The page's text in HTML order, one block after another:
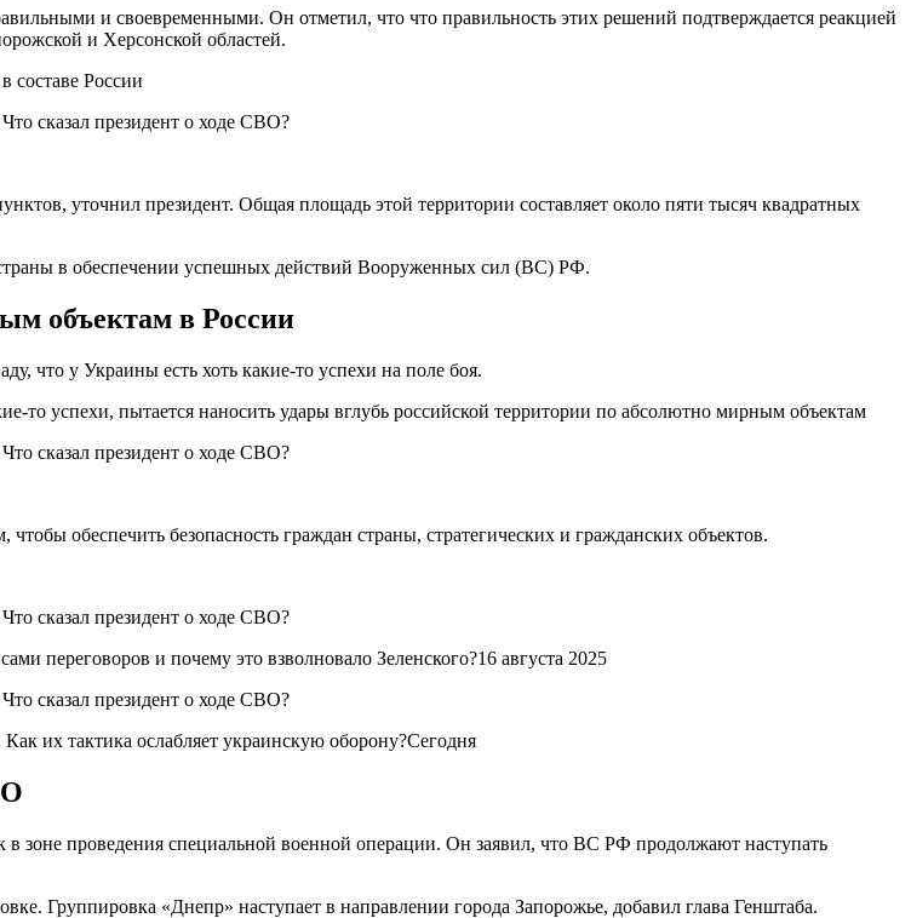
и своевременными. Он отметил, что что правильность этих решений подтверждается реакцией
и Херсонской областей.
составе России
уточнил президент. Общая площадь этой территории составляет около пяти тысяч квадратных
в обеспечении успешных действий Вооруженных сил (ВС) РФ.
объектам в России
что у Украины есть хоть какие-то успехи на поле боя.
то успехи, пытается наносить удары вглубь российской территории по абсолютно мирным объектам
чтобы обеспечить безопасность граждан страны, стратегических и гражданских объектов.
переговоров и почему это взволновало Зеленского?16 августа 2025
их тактика ослабляет украинскую оборону?Сегодня
зоне проведения специальной военной операции. Он заявил, что ВС РФ продолжают наступать
Группировка «Днепр» наступает в направлении города Запорожье, добавил глава Генштаба.